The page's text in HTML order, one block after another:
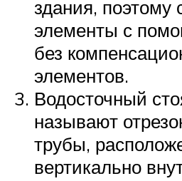
здания, поэтому
элементы с
без
элементов.
Водосточный
называют
трубы,
вертикально